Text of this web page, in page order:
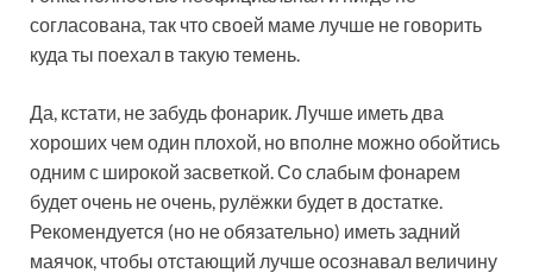
согласована, так что своей маме лучше не говорить
куда ты поехал в такую темень.
Да, кстати, не забудь фонарик. Лучше иметь два
хороших чем один плохой, но вполне можно обойтись
одним с широкой засветкой. Со слабым фонарем
будет очень не очень, рулёжки будет в достатке.
Рекомендуется (но не обязательно) иметь задний
маячок, чтобы отстающий лучше осознавал величину